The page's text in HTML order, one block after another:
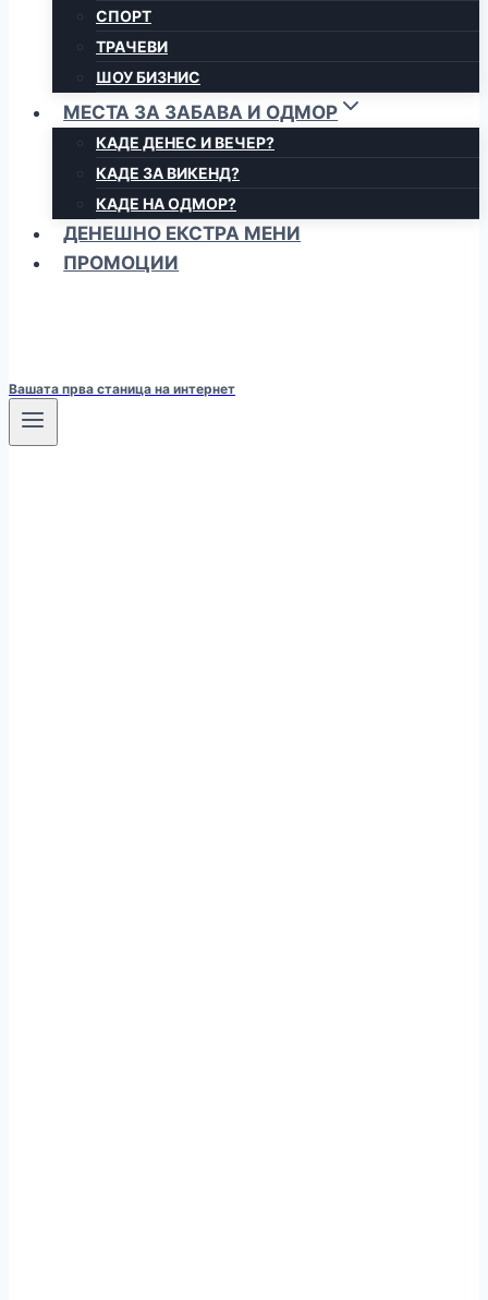
СПОРТ
ТРАЧЕВИ
ШОУ БИЗНИС
МЕСТА ЗА ЗАБАВА И ОДМОР
КАДЕ ДЕНЕС И ВЕЧЕР?
КАДЕ ЗА ВИКЕНД?
КАДЕ НА ОДМОР?
ДЕНЕШНО ЕКСТРА МЕНИ
ПРОМОЦИИ
Вашата прва станица на интернет